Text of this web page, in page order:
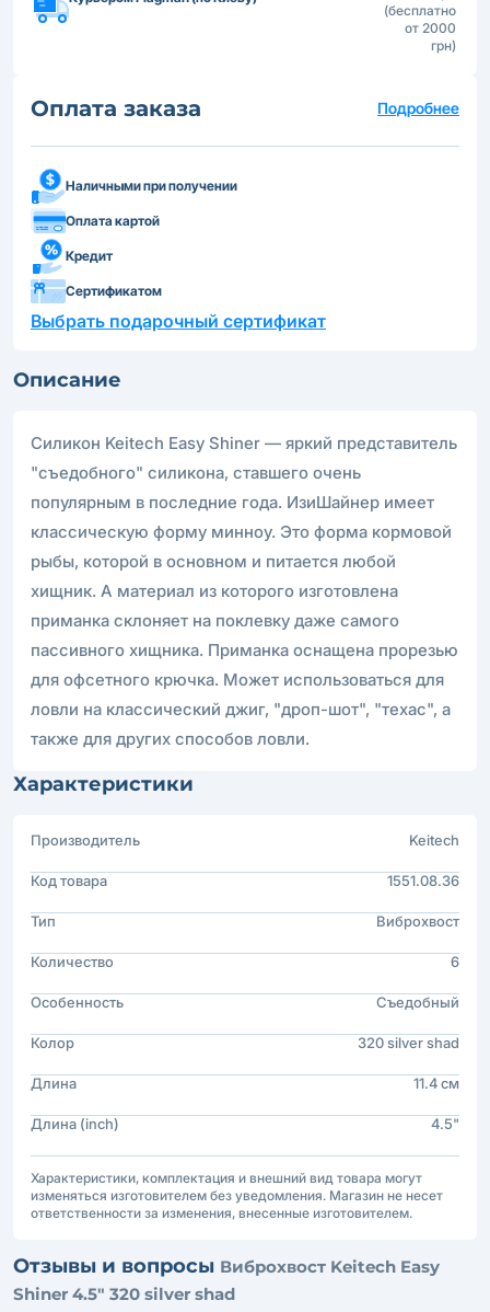
(бесплатно
от 2000
грн)
Оплата заказа Подробнее
Наличными при получении
Оплата картой
Кредит
Сертификатом
Выбрать подарочный сертификат
Описание
Силикон Keitech Easy Shiner — яркий представитель
"съедобного" силикона, ставшего очень
популярным в последние года. ИзиШайнер имеет
классическую форму минноу. Это форма кормовой
рыбы, которой в основном и питается любой
хищник. А материал из которого изготовлена
приманка склоняет на поклевку даже самого
пассивного хищника. Приманка оснащена прорезью
для офсетного крючка. Может использоваться для
ловли на классический джиг, "дроп-шот", "техас", а
также для других способов ловли.
Характеристики
Производитель Keitech
Код товара 1551.08.36
Тип Виброхвост
Количество 6
Особенность Съедобный
Колор 320 silver shad
Длина 11.4 см
Длина (inch) 4.5"
Характеристики, комплектация и внешний вид товара могут
изменяться изготовителем без уведомления. Магазин не несет
ответственности за изменения, внесенные изготовителем.
Отзывы и вопросы Виброхвост Keitech Easy
Shiner 4.5" 320 silver shad